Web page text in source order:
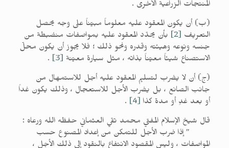
المنتجات الزراعية الأخرى .
(ب) أن يكون المعقود عليه معلوماً مبيّناً على وجه يحصل
التعريف [2]
بأن يحدّد المعقود عليه بمواصفات منضبطة من
جنسه ونوعه وهيئته وقدره ونحو ذلك ؛ فلا يجوز أن يكون محلّ
الاستصناع شيئاً معيّناً بذاته ، مثل سيارة معيّنة [3]
.
(ج) أن لا يضرب لتسليم المعقود عليه أجل للاستمهال من
جانب الصانع ، بل يضرب الأجل للاستعجال ، وذلك يكون غداً
أو بعد غدٍ أو مدة كذا [4]
.
قال شيخ الإسلام المفتي محمد تقي العثماني حفظه الله ورعاه :
” إذا ضرب الأجل للتمكن من إعداد المصنوع حسب
المواصفات ، وليس المقصود الانتفاع بالنقود إلى ذلك الأجل ،